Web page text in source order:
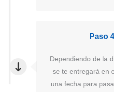
Paso
Dependiendo de la
se te entregará en
una fecha para